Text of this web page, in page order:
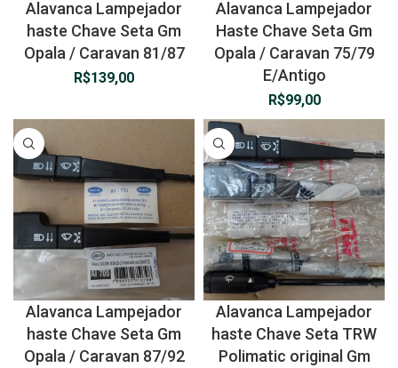
Alavanca Lampejador
haste Chave Seta Gm
Opala / Caravan 81/87
R$139,00
Alavanca Lampejador
Haste Chave Seta Gm
Opala / Caravan 75/79
E/Antigo
R$99,00
Alavanca Lampejador
haste Chave Seta Gm
Opala / Caravan 87/92
Alavanca Lampejador
haste Chave Seta TRW
Polimatic original Gm